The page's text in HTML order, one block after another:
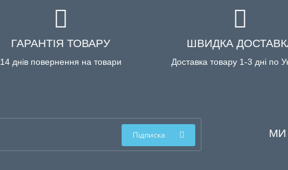
ГАРАНТІЯ ТОВАРУ
14 днів повернення на товари
ШВИДКА
Доставка товару 1-3 дні по
Підписка МИ